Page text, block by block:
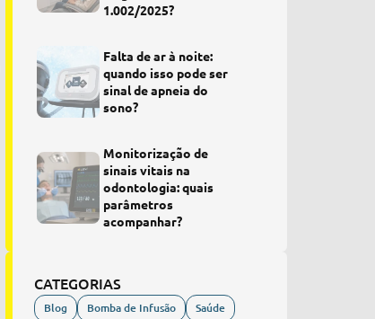
1.002/2025?
Falta de ar à noite:
quando isso pode ser
sinal de apneia do
sono?
Monitorização de
sinais vitais na
odontologia: quais
parâmetros
acompanhar?
CATEGORIAS
Blog Bomba de Infusão
Saúde